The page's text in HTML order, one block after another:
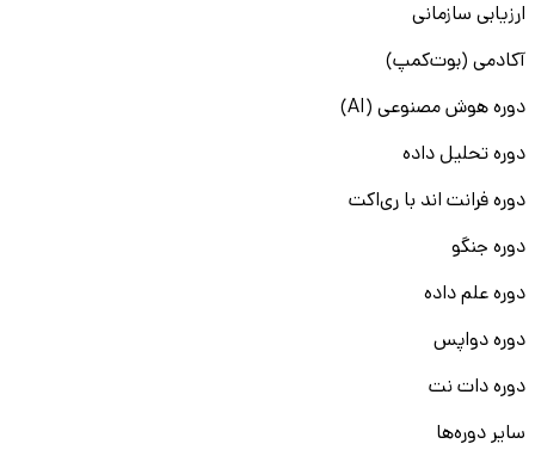
ارزیابی سازمانی
آکادمی (بوت‌کمپ)
دوره هوش مصنوعی (AI)
دوره تحلیل داده
دوره فرانت اند با ری‌اکت
دوره جنگو
دوره علم داده
دوره دواپس
دوره دات نت
سایر دوره‌ها